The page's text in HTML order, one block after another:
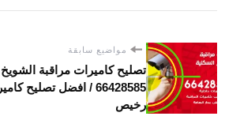
مواضيع سابقة
تصليح كاميرات مراقبة
66428585 / افضل تصليح
رخيص